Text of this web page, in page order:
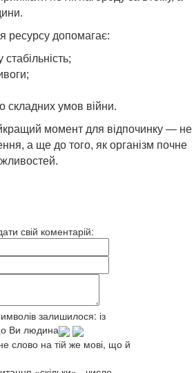
ресурсу допомагає:
складних умов війни.
момент для відпочинку — не
а ще до того, як організм почне
свій коментарій:
залишилося: із
Ви людина
слово на тій же мові, що й